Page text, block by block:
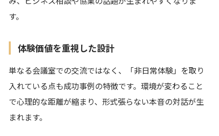
す。
体験価値を重視した設計
単なる会議室での交流ではなく、「非日常体験」を取り
入れている点も成功事例の特徴です。環境が変わること
で心理的な距離が縮まり、形式張らない本音の対話が生
まれます。